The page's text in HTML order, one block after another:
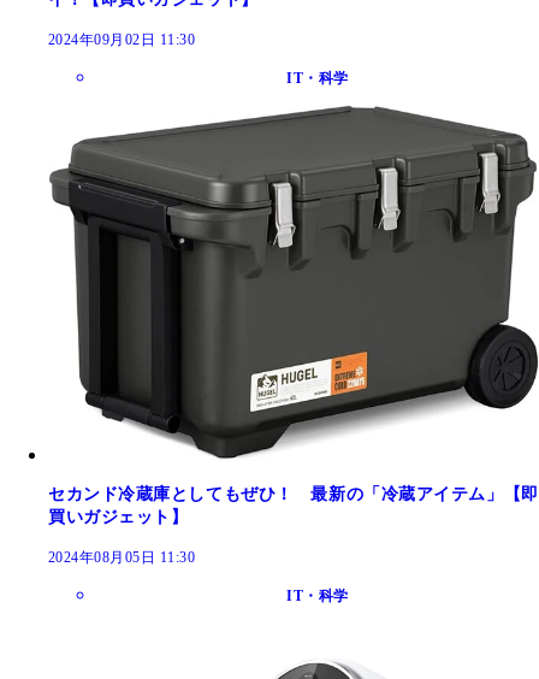
2024年09月02日 11:30
IT・科学
セカンド冷蔵庫としてもぜひ！ 最新の「冷蔵アイテム」【即
買いガジェット】
2024年08月05日 11:30
IT・科学